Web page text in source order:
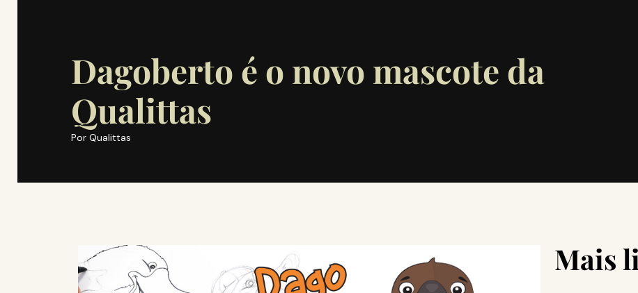
Dagoberto é o novo mascote da
Qualittas
Por Qualittas
Mais